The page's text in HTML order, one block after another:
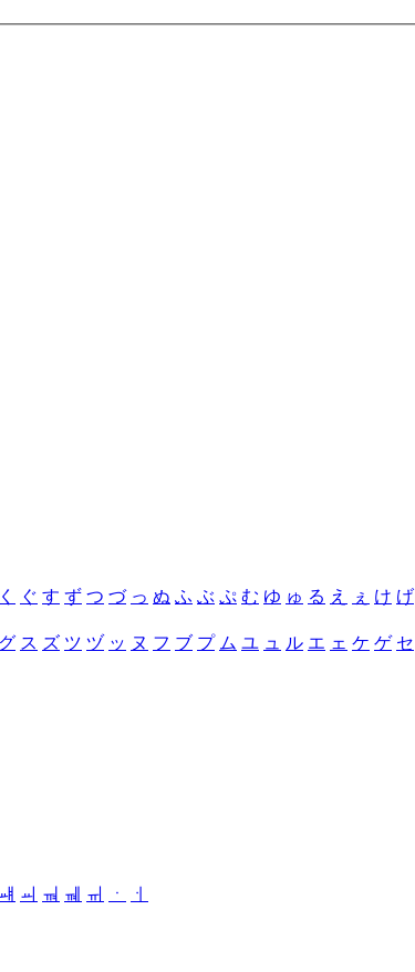
く ぐ す ず つ づ っ ぬ ふ ぶ ぷ む ゆ ゅ る え ぇ け げ
グ ス ズ ツ ヅ ッ ヌ フ ブ プ ム ユ ュ ル エ ェ ケ ゲ セ
ㆈ ㆉ ㆊ ㆋ ㆌ ㆍ
ㆎ